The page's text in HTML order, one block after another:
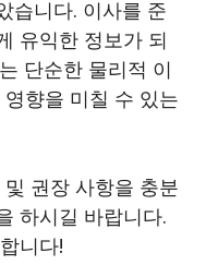
습니다. 이사를 준
유익한 정보가 되
단순한 물리적 이
향을 미칠 수 있는
권장 사항을 충분
하시길 바랍니다.
니다!